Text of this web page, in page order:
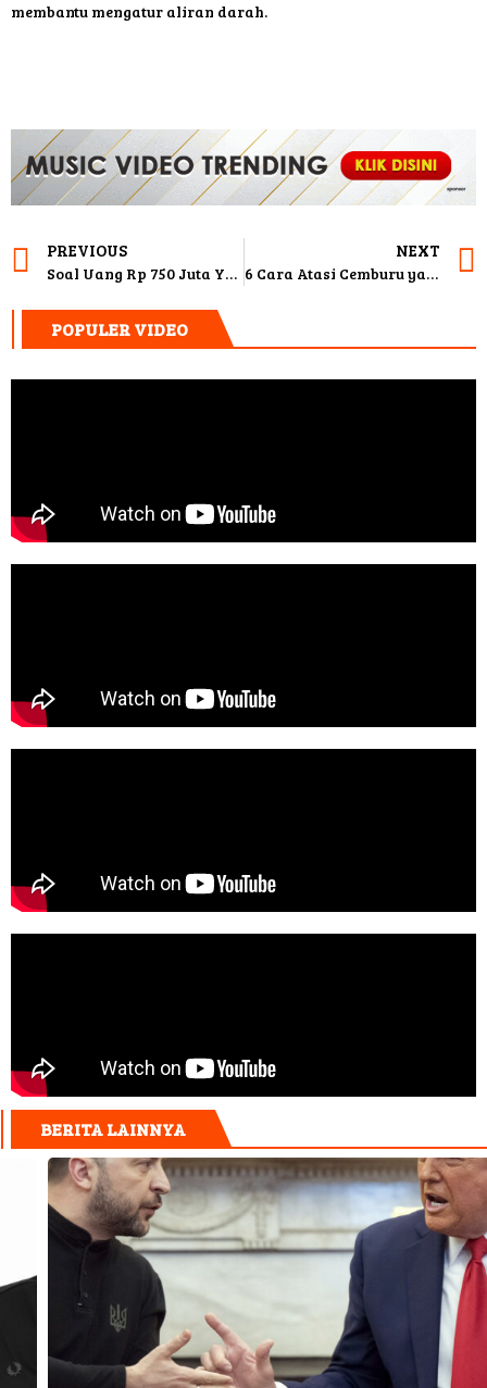
membantu mengatur aliran darah.
PREVIOUS
Soal Uang Rp 750 Juta Yang Diminta Teddy Pardiyana, Ini Kata Putri Delina
NEXT
6 Cara Atasi Cemburu yang Bisa Mempengaruhi Hubungan
POPULER VIDEO
BERITA LAINNYA